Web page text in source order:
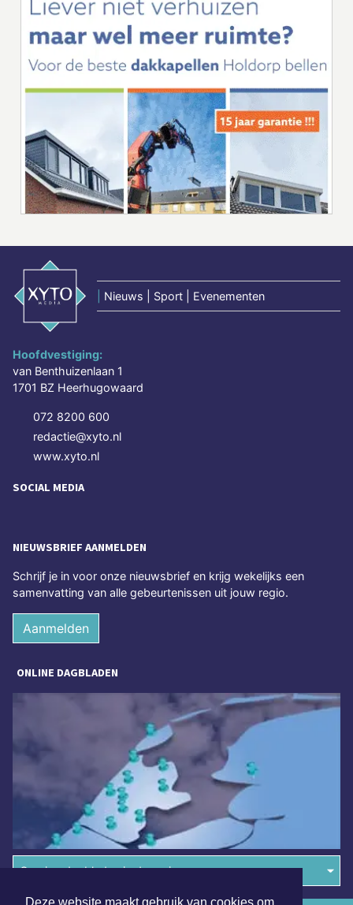
Nieuws | Sport | Evenementen
Hoofdvestiging:
van Benthuizenlaan 1
1701 BZ Heerhugowaard
072 8200 600
redactie@xyto.nl
www.xyto.nl
SOCIAL MEDIA
NIEUWSBRIEF AANMELDEN
Schrijf je in voor onze nieuwsbrief en krijg wekelijks een
samenvatting van alle gebeurtenissen uit jouw regio.
Aanmelden
ONLINE DAGBLADEN
Overige dagbladen in de regio